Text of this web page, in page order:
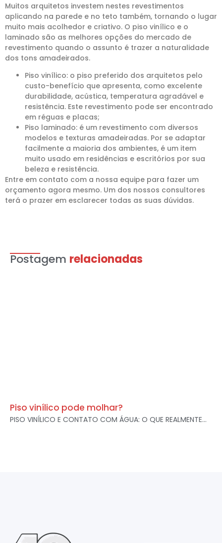
Muitos arquitetos investem nestes revestimentos
aplicando na parede e no teto também, tornando o lugar
muito mais acolhedor e criativo. O piso vinílico e o
laminado são as melhores opções do mercado de
revestimento quando o assunto é trazer a naturalidade
dos tons amadeirados.
Piso vinílico: o piso preferido dos arquitetos pelo
custo-benefício que apresenta, como excelente
durabilidade, acústica, temperatura agradável e
resistência. Este revestimento pode ser encontrado
em réguas e placas;
Piso laminado: é um revestimento com diversos
modelos e texturas amadeiradas. Por se adaptar
facilmente a maioria dos ambientes, é um item
muito usado em residências e escritórios por sua
beleza e resistência.
Entre em contato com a nossa equipe para fazer um
orçamento agora mesmo. Um dos nossos consultores
terá o prazer em esclarecer todas as suas dúvidas.
Postagem relacionadas
Piso vinílico pode molhar?
PISO VINÍLICO E CONTATO COM ÁGUA: O QUE REALMENTE...